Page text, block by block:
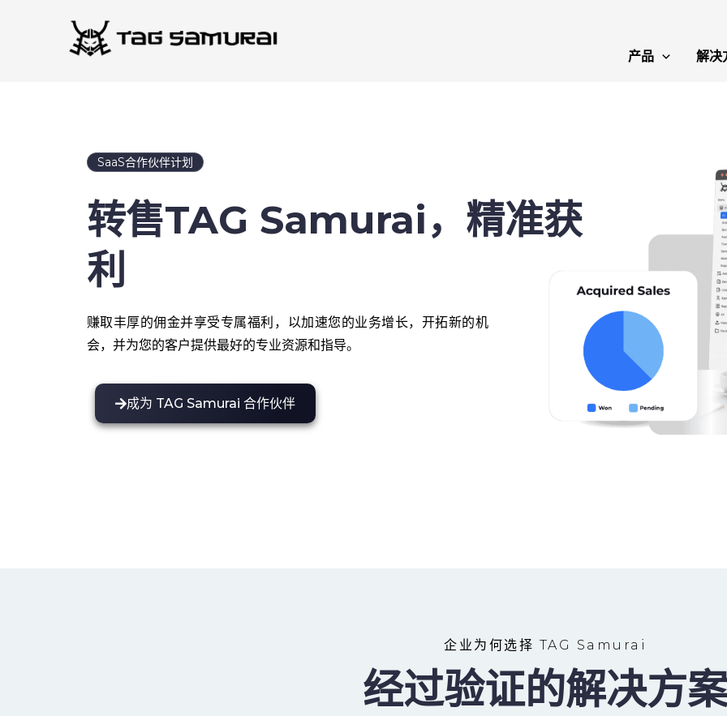
产品 解决
SaaS合作伙伴计划
转售TAG Samurai，精准获
利
赚取丰厚的佣金并享受专属福利，以加速您的业务增长，开拓新的机
会，并为您的客户提供最好的专业资源和指导。
成为 TAG Samurai 合作伙伴
企业为何选择 TAG Samurai
经过验证的解决方案